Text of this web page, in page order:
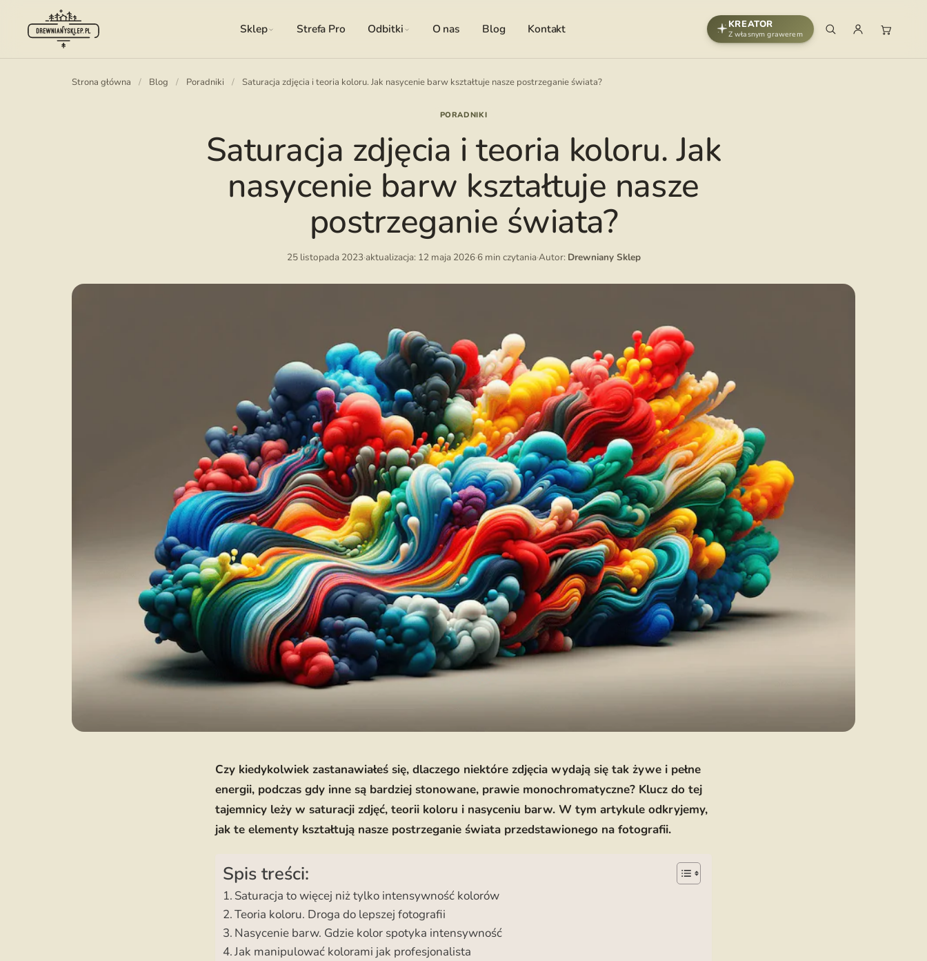
Sklep Strefa Pro Odbitki O nas Blog Kontakt KREATOR
Z własnym grawerem
Strona główna / Blog / Poradniki / Saturacja zdjęcia i teoria koloru. Jak nasycenie barw kształtuje nasze postrzeganie świata?
PORADNIKI
Saturacja zdjęcia i teoria koloru. Jak
nasycenie barw kształtuje nasze
postrzeganie świata?
25 listopada 2023·aktualizacja: 12 maja 2026·6 min czytania·Autor: Drewniany Sklep
Czy kiedykolwiek zastanawiałeś się, dlaczego niektóre zdjęcia wydają się tak żywe i pełne
energii, podczas gdy inne są bardziej stonowane, prawie monochromatyczne? Klucz do tej
tajemnicy leży w saturacji zdjęć, teorii koloru i nasyceniu barw. W tym artykule odkryjemy,
jak te elementy kształtują nasze postrzeganie świata przedstawionego na fotografii.
Spis treści:
Saturacja to więcej niż tylko intensywność kolorów
Teoria koloru. Droga do lepszej fotografii
Nasycenie barw. Gdzie kolor spotyka intensywność
Jak manipulować kolorami jak profesjonalista